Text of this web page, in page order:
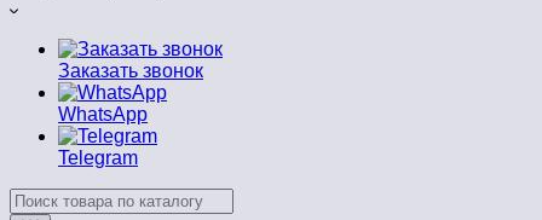
Заказать звонок
WhatsApp
Telegram